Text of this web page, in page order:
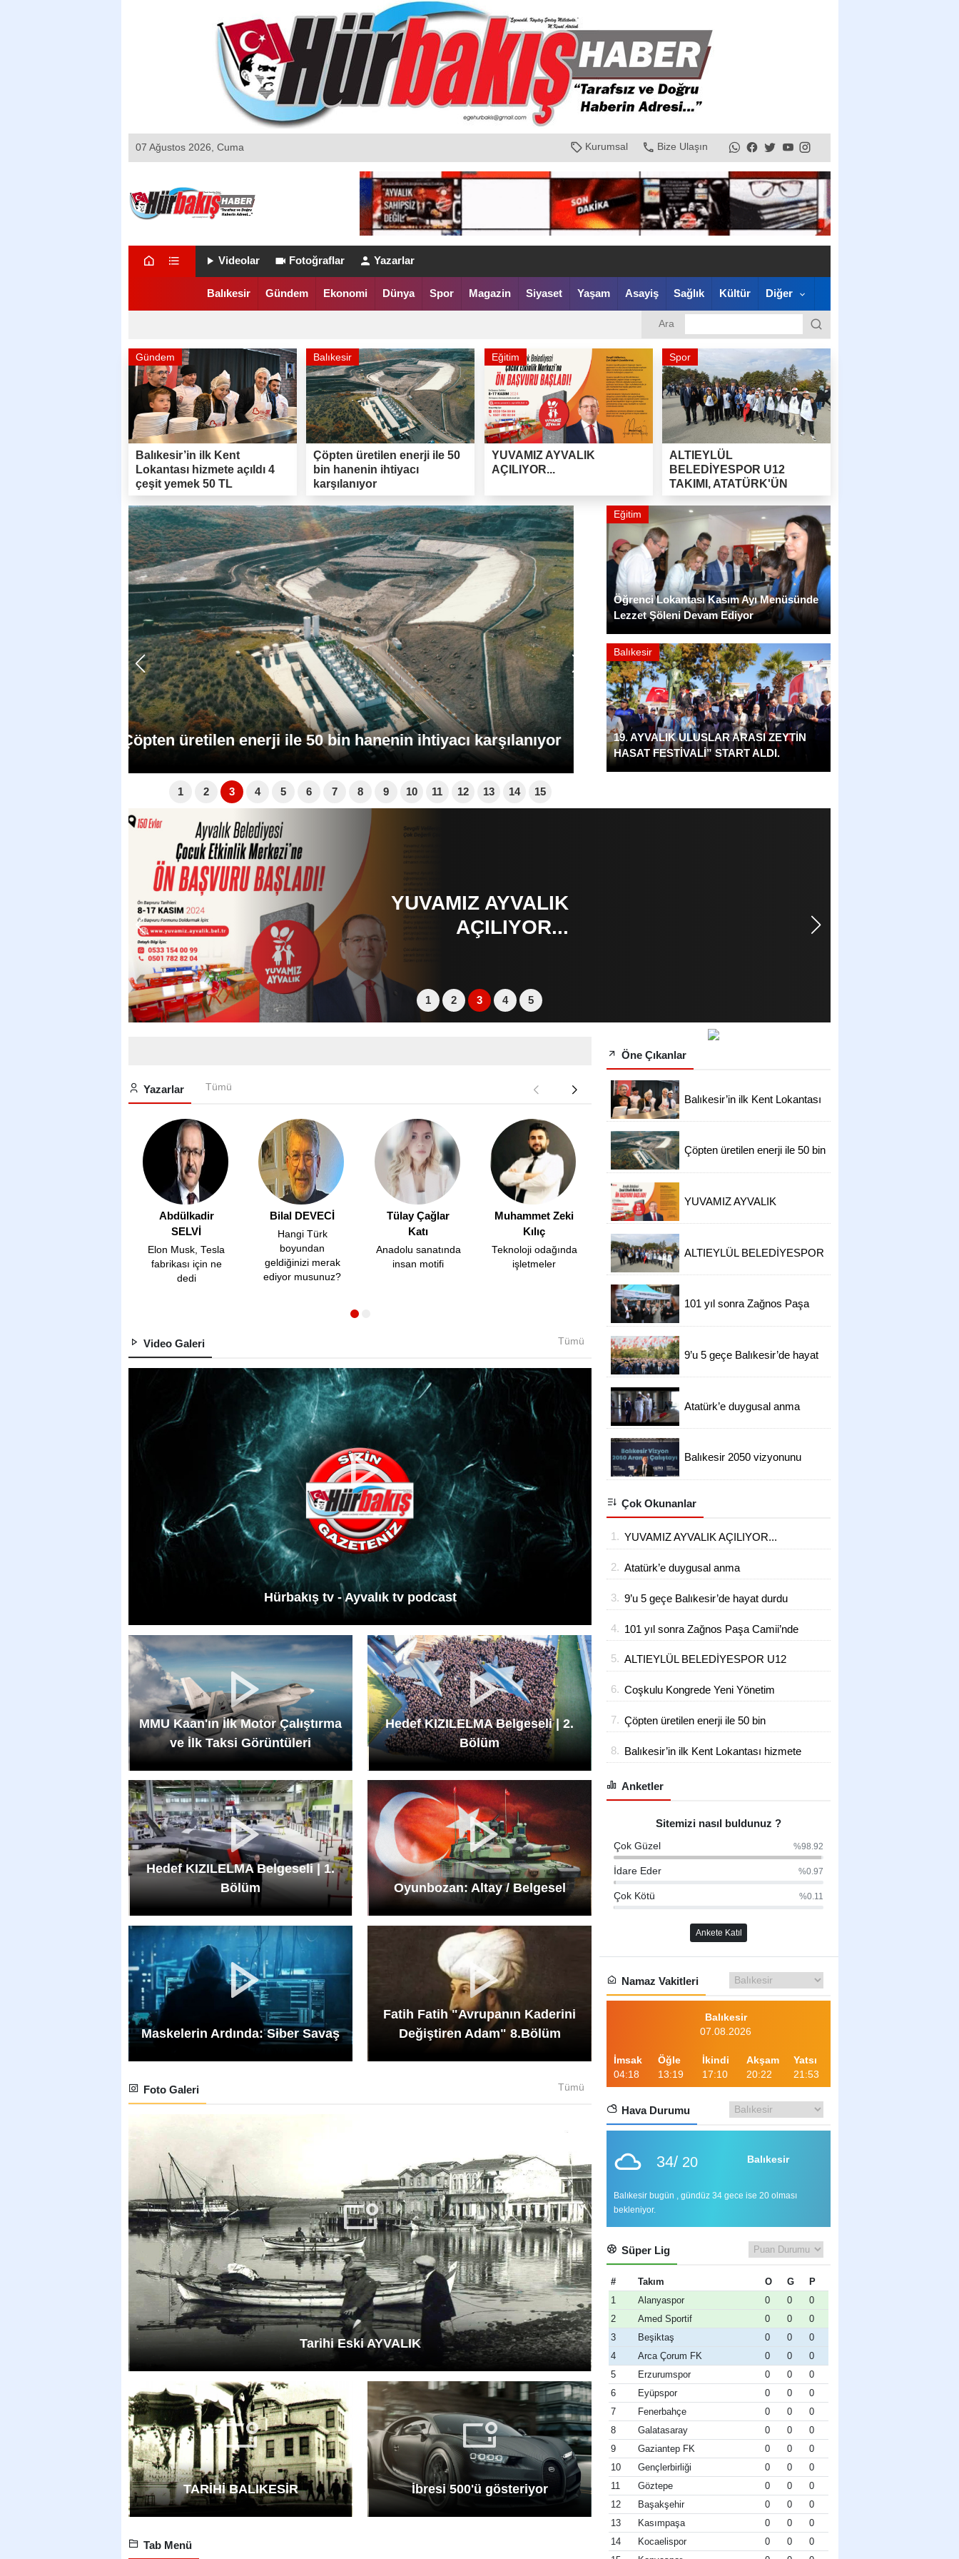
07 Ağustos 2026, Cuma Kurumsal Bize Ulaşın
Videolar Fotoğraflar Yazarlar
Balıkesir Gündem Ekonomi Dünya Spor Magazin Siyaset Yaşam Asayiş Sağlık Kültür Diğer
Ara
Gündem
Balıkesir’in ilk Kent
Lokantası hizmete açıldı 4
çeşit yemek 50 TL
Balıkesir
Çöpten üretilen enerji ile 50
bin hanenin ihtiyacı
karşılanıyor
Eğitim
YUVAMIZ AYVALIK
AÇILIYOR...
Spor
ALTIEYLÜL
BELEDİYESPOR U12
TAKIMI, ATATÜRK'ÜN
HUZURUNA ÇIKTI!
YUVAMIZ AYVALIK AÇILIYOR... Coşkulu Kongrede Yeni Yönetim
1 2 3 4 5 6 7 8 9 10 11 12 13 14 15
Eğitim
Öğrenci Lokantası Kasım Ayı Menüsünde
Lezzet Şöleni Devam Ediyor
Balıkesir
19. AYVALIK ULUSLAR ARASI ZEYTİN
HASAT FESTİVALİ” START ALDI.
ALTIEYLÜL BELEDİYESPOR
U12 TAKIMI, ATATÜRK'ÜN
HUZURUNA ÇIKTI!
1 2 3 4 5
Yazarlar Tümü
Abdülkadir
SELVİ
Elon Musk, Tesla
fabrikası için ne
dedi
Bilal DEVECİ
Hangi Türk
boyundan
geldiğinizi merak
ediyor musunuz?
Tülay Çağlar
Katı
Anadolu sanatında
insan motifi
Muhammet Zeki
Kılıç
Teknoloji odağında
işletmeler
Doç. Dr. Serhat
Yüksel
Enerji tasarrufu ile
küresel ısınma
problemine karşı
önlem alabiliriz
Video Galeri Tümü
Hürbakış tv - Ayvalık tv podcast
MMU Kaan'ın İlk Motor Çalıştırma
ve İlk Taksi Görüntüleri
Hedef KIZILELMA Belgeseli | 2.
Bölüm
Hedef KIZILELMA Belgeseli | 1.
Bölüm
Oyunbozan: Altay / Belgesel
Maskelerin Ardında: Siber Savaş
Fatih Fatih "Avrupanın Kaderini
Değiştiren Adam" 8.Bölüm
Foto Galeri Tümü
Tarihi Eski AYVALIK
TARİHİ BALIKESİR İbresi 500'ü gösteriyor
Tab Menü
Öne Çıkanlar
Balıkesir’in ilk Kent Lokantası
50 TL
Çöpten üretilen enerji ile 50 bin
YUVAMIZ AYVALIK
ALTIEYLÜL BELEDİYESPOR
HUZURUNA ÇIKTI!
101 yıl sonra Zağnos Paşa
9’u 5 geçe Balıkesir’de hayat
Atatürk’e duygusal anma
Balıkesir 2050 vizyonunu
Çok Okunanlar
1. YUVAMIZ AYVALIK AÇILIYOR...
2. Atatürk’e duygusal anma
3. 9’u 5 geçe Balıkesir’de hayat durdu
4. 101 yıl sonra Zağnos Paşa Camii’nde
5. ALTIEYLÜL BELEDİYESPOR U12
ÇIKTI!
6. Coşkulu Kongrede Yeni Yönetim
7. Çöpten üretilen enerji ile 50 bin
8. Balıkesir’in ilk Kent Lokantası hizmete
Anketler
Sitemizi nasıl buldunuz ?
Çok Güzel %98.92
İdare Eder %0.97
Çok Kötü %0.11
Ankete Katıl
Namaz Vakitleri
Balıkesir
07.08.2026
İmsak
04:18
Öğle
13:19
İkindi
17:10
Akşam
20:22
Yatsı
21:53
Hava Durumu
34/ 20 Balıkesir
Balıkesir bugün , gündüz 34 gece ise 20 olması
bekleniyor.
Süper Lig
# Takım O G
P
1
Alanyaspor 0 0
0
2
Amed Sportif 0 0
0
3
Beşiktaş 0 0
0
4
Arca Çorum FK 0 0
0
5
Erzurumspor 0 0
0
6
Eyüpspor 0 0
0
7
Fenerbahçe 0 0
0
8
Galatasaray 0 0
0
9
Gaziantep FK 0 0
0
10
Gençlerbirliği 0 0
0
11
Göztepe 0 0
0
12
Başakşehir 0 0
0
13
Kasımpaşa 0 0
0
14
Kocaelispor 0 0
0